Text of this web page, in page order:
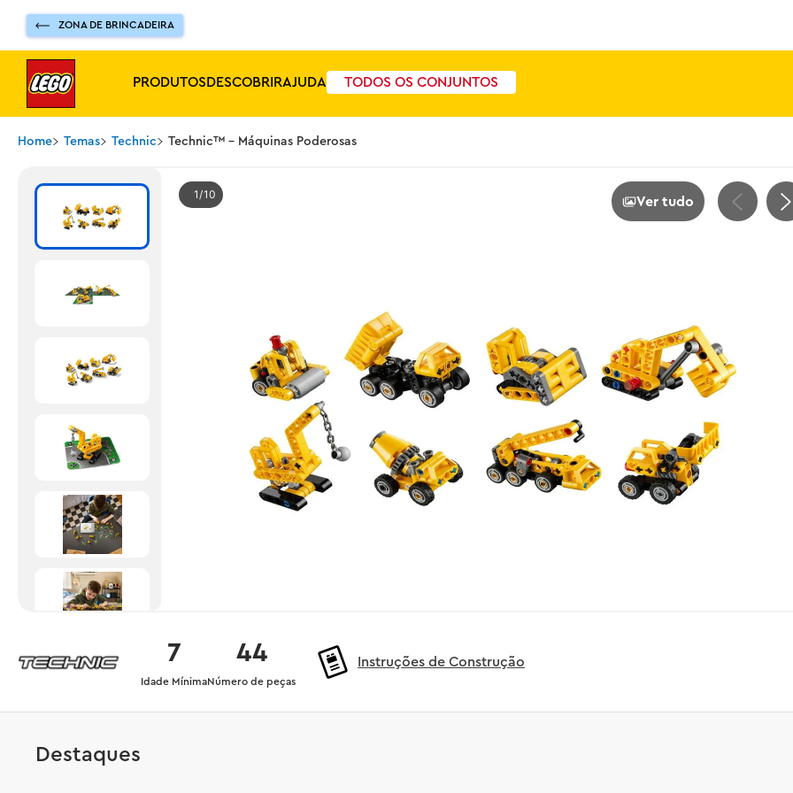
ZONA DE BRINCADEIRA
PRODUTOSDESCOBRIRAJUDA TODOS OS CONJUNTOS
Home Temas Technic Technic™ - Máquinas Poderosas
1 10 Ver tudo
44
Número de peças
7
Idade Mínima
Instruções de Construção
Destaques